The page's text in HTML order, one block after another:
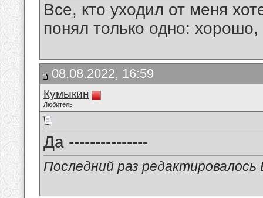
Все, кто уходил от меня
понял только одно:
08.08.2022, 16:59
Кумыкин
Любитель
Да ---------------
Последний раз